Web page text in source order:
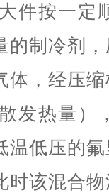
件按一定
的制冷剂
体，经压
发热量）
温低压的
时该混合